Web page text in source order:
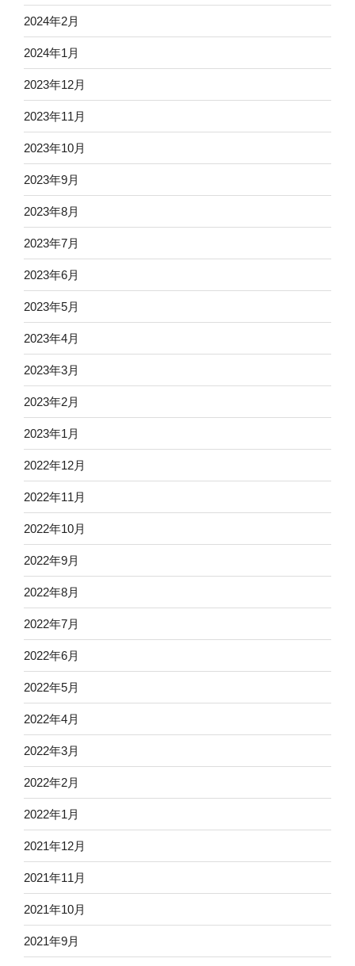
2024年2月
2024年1月
2023年12月
2023年11月
2023年10月
2023年9月
2023年8月
2023年7月
2023年6月
2023年5月
2023年4月
2023年3月
2023年2月
2023年1月
2022年12月
2022年11月
2022年10月
2022年9月
2022年8月
2022年7月
2022年6月
2022年5月
2022年4月
2022年3月
2022年2月
2022年1月
2021年12月
2021年11月
2021年10月
2021年9月